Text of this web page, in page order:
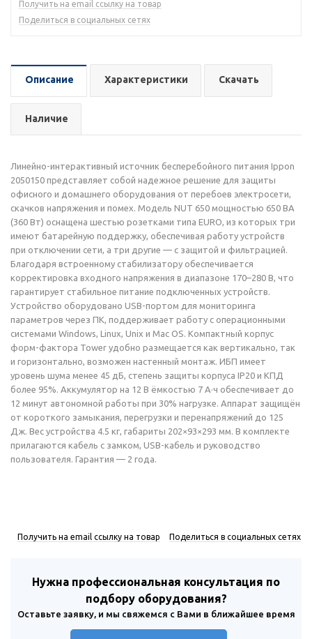
Получить на email ссылку на товар
Поделиться в социальных сетях
Описание Характеристики Скачать
Наличие
Линейно-интерактивный источник бесперебойного питания Ippon
2050150 представляет собой надежное решение для защиты
офисного и домашнего оборудования от перебоев электросети,
скачков напряжения и помех. Модель NUT 650 мощностью 650 ВА
(360 Вт) оснащена шестью розетками типа EURO, из которых три
имеют батарейную поддержку, обеспечивая работу устройств
при отключении сети, а три другие — с защитой и фильтрацией.
Благодаря встроенному стабилизатору обеспечивается
корректировка входного напряжения в диапазоне 170–280 В, что
гарантирует стабильное питание подключенных устройств.
Устройство оборудовано USB-портом для мониторинга
параметров через ПК, поддерживает работу с операционными
системами Windows, Linux, Unix и Mac OS. Компактный корпус
форм-фактора Tower удобно размещается как вертикально, так
и горизонтально, возможен настенный монтаж. ИБП имеет
уровень шума менее 45 дБ, степень защиты корпуса IP20 и КПД
более 95%. Аккумулятор на 12 В ёмкостью 7 А·ч обеспечивает до
12 минут автономной работы при 30% нагрузке. Аппарат защищён
от короткого замыкания, перегрузки и перенапряжений до 125
Дж. Вес устройства 4.5 кг, габариты 202×93×293 мм. В комплекте
прилагаются кабель с замком, USB-кабель и руководство
пользователя. Гарантия — 2 года.
Получить на email ссылку на товар Поделиться в социальных сетях
Нужна профессиональная консультация по
подбору оборудования?
Оставьте заявку, и мы свяжемся с Вами в ближайшее время